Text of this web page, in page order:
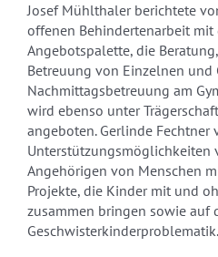
Josef Mühlthaler berichtete
offenen Behindertenarbeit mit
Angebotspalette, die
Betreuung von Einzelnen und
Nachmittagsbetreuung am
wird ebenso unter
angeboten. Gerlinde
Unterstützungsmöglichkeiten
Angehörigen von Menschen
Projekte, die Kinder mit und
zusammen bringen sowie auf
Geschwisterkinderproblematik.